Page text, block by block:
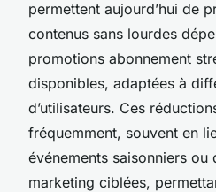
permettent aujourd’hui de
contenus sans lourdes
promotions abonnement
disponibles, adaptées à
d’utilisateurs. Ces
fréquemment, souvent en
événements saisonniers ou
marketing ciblées,